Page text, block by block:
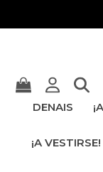
DENAIS
¡A VESTIRSE!